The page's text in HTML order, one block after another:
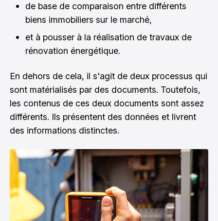
de base de comparaison entre différents
biens immobiliers sur le marché,
et à pousser à la réalisation de travaux de
rénovation énergétique.
En dehors de cela, il s'agit de deux processus qui
sont matérialisés par des documents. Toutefois,
les contenus de ces deux documents sont assez
différents. Ils présentent des données et livrent
des informations distinctes.